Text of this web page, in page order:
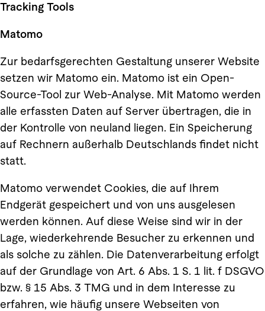
Tracking Tools
Matomo
Zur bedarfsgerechten Gestaltung unserer Website
setzen wir Matomo ein. Matomo ist ein Open-
Source-Tool zur Web-Analyse. Mit Matomo werden
alle erfassten Daten auf Server übertragen, die in
der Kontrolle von neuland liegen. Ein Speicherung
auf Rechnern außerhalb Deutschlands findet nicht
statt.
Matomo verwendet Cookies, die auf Ihrem
Endgerät gespeichert und von uns ausgelesen
werden können. Auf diese Weise sind wir in der
Lage, wiederkehrende Besucher zu erkennen und
als solche zu zählen. Die Datenverarbeitung erfolgt
auf der Grundlage von Art. 6 Abs. 1 S. 1 lit. f DSGVO
bzw. § 15 Abs. 3 TMG und in dem Interesse zu
erfahren, wie häufig unsere Webseiten von